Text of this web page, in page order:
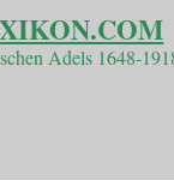
Adels 1648-